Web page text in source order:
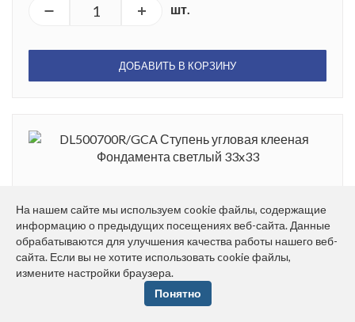
шт.
ДОБАВИТЬ В КОРЗИНУ
DL500700R/GCA Ступень угловая клееная
Фондамента светлый 33x33
Размер: 33*33 см
Плиток в упаковке: 4 шт.
На нашем сайте мы используем cookie файлы, содержащие
информацию о предыдущих посещениях веб-сайта. Данные
обрабатываются для улучшения качества работы нашего веб-
сайта. Если вы не хотите использовать cookie файлы,
измените настройки браузера.
Понятно